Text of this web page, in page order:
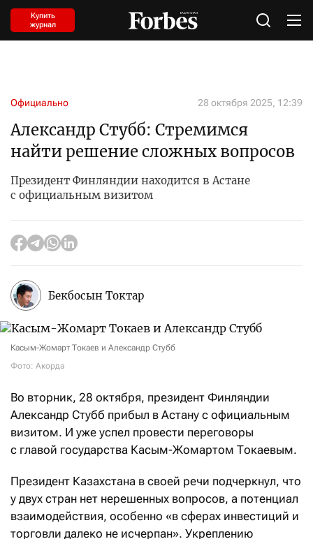
Купить
журнал
Официально 28 октября 2025, 12:39
Александр Стубб: Стремимся
найти решение сложных вопросов
Президент Финляндии находится в Астане
с официальным визитом
Бекбосын Токтар
Касым-Жомарт Токаев и Александр Стубб
Фото: Акорда
Во вторник, 28 октября, президент Финляндии
Александр Стубб прибыл в Астану с официальным
визитом. И уже успел провести переговоры
с главой государства Касым-Жомартом Токаевым.
Президент Казахстана в своей речи подчеркнул, что
у двух стран нет нерешенных вопросов, а потенциал
взаимодействия, особенно «в сферах инвестиций и
торговли далеко не исчерпан». Укреплению